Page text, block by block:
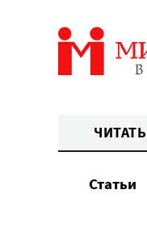
ЧИТАТЬ
Статьи